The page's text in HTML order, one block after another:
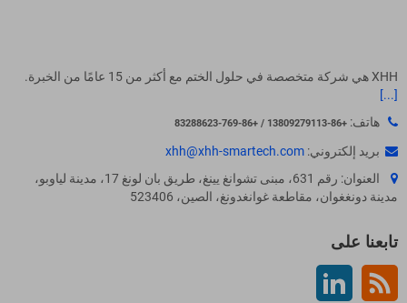
XHH هي شركة متخصصة في حلول الختم مع أكثر من 15 عامًا من الخبرة.
[...]
هاتف: +86-13809279113 / +86-769-83288623
بريد إلكتروني: xhh@xhh-smartech.com
العنوان: رقم 631، مبنى تشوانغ يينغ، طريق بان لونغ 17، مدينة لياوبو،
مدينة دونغغوان، مقاطعة غوانغدونغ، الصين، 523406
تابعنا على
Rss